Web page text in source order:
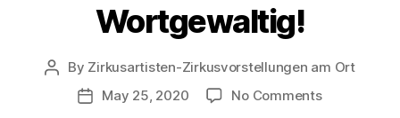
Wortgewaltig!
Post
author
By Zirkusartisten-Zirkusvorstellungen am Ort
PostMay 25, 2020 No Commentson